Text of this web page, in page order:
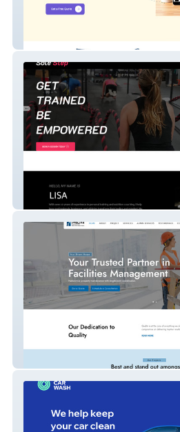
Bare Pixel
Sole Step